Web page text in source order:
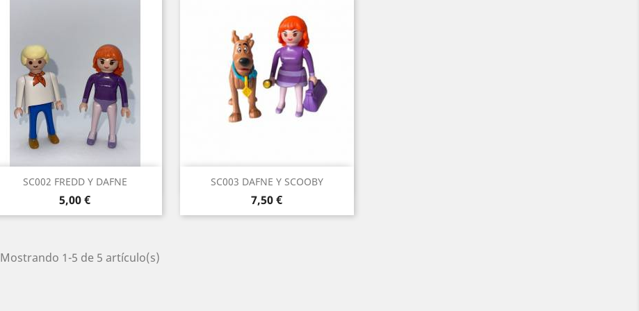
SC002 FREDD Y DAFNE
Precio
5,00 €
Vista rápida SC003 DAFNE Y SCOOBY
Precio
7,50 €
 Vista rápida
Mostrando 1-5 de 5 artículo(s)